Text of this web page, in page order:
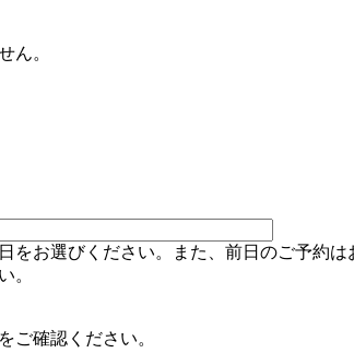
ん。
お選びください。また、前日のご予約は
。
をご確認ください。